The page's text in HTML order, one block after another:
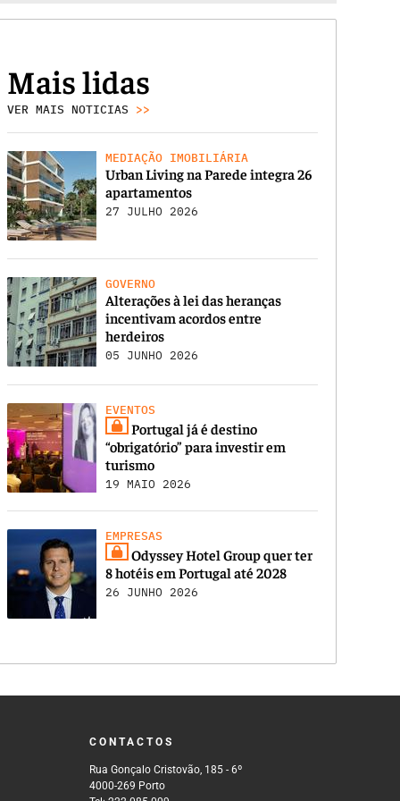
Mais lidas
VER MAIS NOTICIAS >>
MEDIAÇÃO IMOBILIÁRIA
Urban Living na Parede integra 26
apartamentos
27 JULHO 2026
GOVERNO
Alterações à lei das heranças
incentivam acordos entre
herdeiros
05 JUNHO 2026
EVENTOS
Portugal já é destino
“obrigatório” para investir em
turismo
19 MAIO 2026
EMPRESAS
Odyssey Hotel Group quer ter
8 hotéis em Portugal até 2028
26 JUNHO 2026
CONTACTOS
Rua Gonçalo Cristovão, 185 - 6º
4000-269 Porto